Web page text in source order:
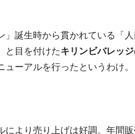
誕生時から貫かれている「
目を付けたキリンビバレッジ
ーアルを行ったというわけ。
により売り上げは好調。年間